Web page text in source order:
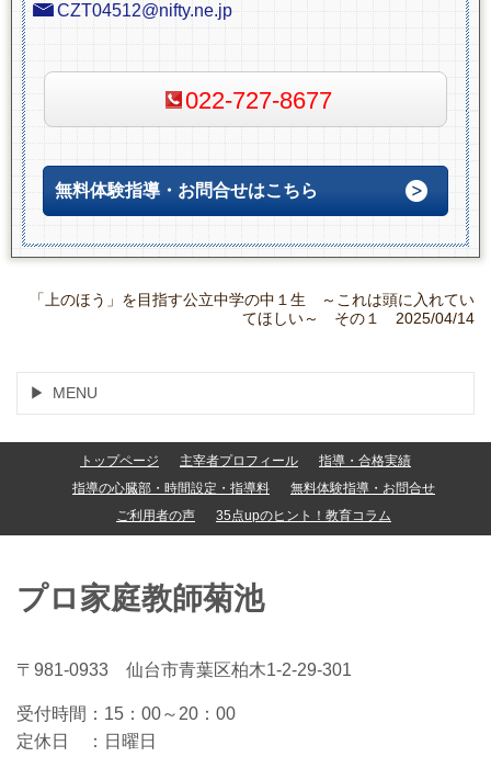
CZT04512@nifty.ne.jp
022-727-8677
無料体験指導・お問合せはこちら
「上のほう」を目指す公立中学の中１生 ～これは頭に入れてい
てほしい～ その１ 2025/04/14
MENU
トップページ 主宰者プロフィール
指導・合格実績
指導の心臓部・時間設定・指導料
無料体験指導・お問合せ
ご利用者の声
35点upのヒント！教育コラム
プロ家庭教師菊池
〒981-0933 仙台市青葉区柏木1-2-29-301
受付時間：15 ：00～20：00
定休日 ： 日曜日